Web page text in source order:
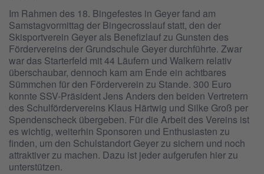
Im Rahmen des 18. Bingefestes in Geyer fand am
Samstagvormittag der Bingecrosslauf statt, den der
Skisportverein Geyer als Benefizlauf zu Gunsten des
Fördervereins der Grundschule Geyer durchführte. Zwar
war das Starterfeld mit 44 Läufern und Walkern relativ
überschaubar, dennoch kam am Ende ein achtbares
Sümmchen für den Förderverein zu Stande. 300 Euro
konnte SSV-Präsident Jens Anders den beiden Vertretern
des Schulfördervereins Klaus Härtwig und Silke Groß per
Spendenscheck übergeben. Für die Arbeit des Vereins ist
es wichtig, weiterhin Sponsoren und Enthusiasten zu
finden, um den Schulstandort Geyer zu sichern und noch
attraktiver zu machen. Dazu ist jeder aufgerufen hier zu
unterstützen.